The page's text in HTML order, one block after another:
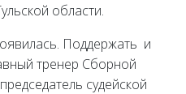
области.
Поддержать и
тренер Сборной
судейской